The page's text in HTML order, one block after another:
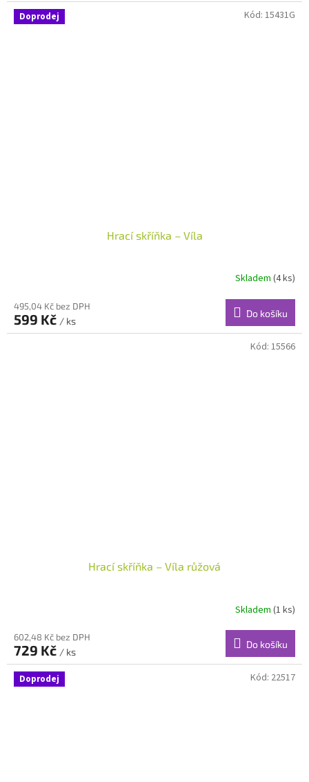
Doprodej
Hrací skříňka – Víla
Skladem (4 ks)
495,04 Kč bez DPH
599 Kč / ks
Do košíku
Kód: 15431G
Hrací skříňka – Víla růžová
Skladem (1 ks)
602,48 Kč bez DPH
729 Kč / ks
Do košíku
Kód: 15566
Doprodej Kód: 22517